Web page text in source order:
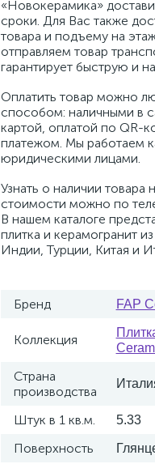
«Новокерамика»
сроки. Для Вас также
товара и подъему на
отправляем товар
гарантирует быструю и
Оплатить товар можно
способом: наличными в
картой, оплатой по QR-
платежом. Мы работаем
юридическими лицами.
Узнать о наличии товара
стоимости можно по
В нашем каталоге
плитка и керамогранит
Индии, Турции, Китая и
Бренд FAP
Коллекция
Страна
производства
Штук в 1 кв.м. 5.33
Поверхность